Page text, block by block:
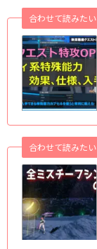
合わせて読みたい
合わせて読みたい